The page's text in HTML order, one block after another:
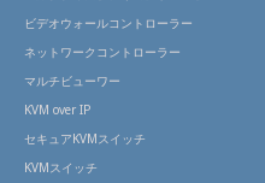
ビデオウォールコントローラー
ネットワークコントローラー
マルチビューワー
KVM over IP
セキュアKVMスイッチ
KVMスイッチ